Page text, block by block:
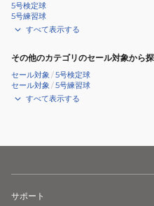
5号検定球
5号練習球
すべて表示する
その他のカテゴリのセール対象から
セール対象 /5号検定球
セール対象 /5号練習球
すべて表示する
サポート